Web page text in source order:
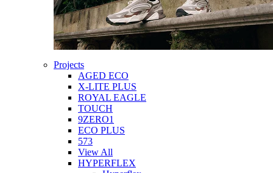
Projects
AGED ECO
X-LITE PLUS
ROYAL EAGLE
TOUCH
9ZERO1
ECO PLUS
573
View All
HYPERFLEX